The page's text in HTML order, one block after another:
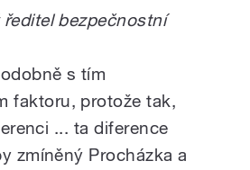
bezpečnostní
s tím
faktoru, protože tak,
... ta diference
zmíněný Procházka a